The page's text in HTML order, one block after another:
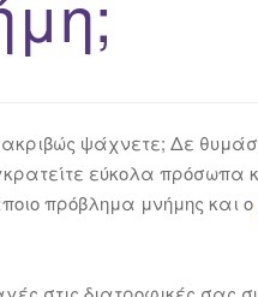
ψάχνετε; Δε
εύκολα πρόσωπα
πρόβλημα μνήμης και ο